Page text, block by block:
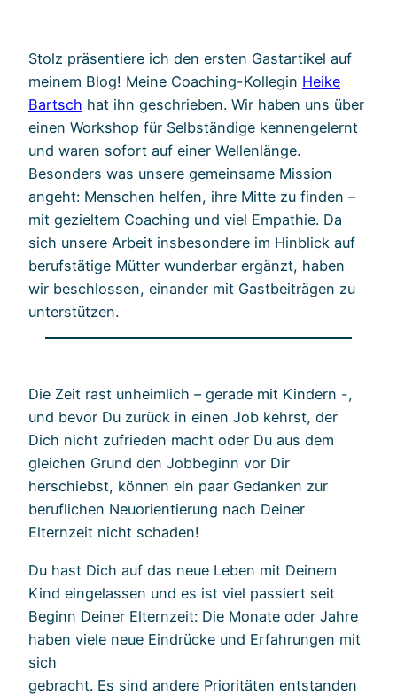
Stolz präsentiere ich den ersten Gastartikel auf
meinem Blog! Meine Coaching-Kollegin Heike
Bartsch hat ihn geschrieben. Wir haben uns über
einen Workshop für Selbständige kennengelernt
und waren sofort auf einer Wellenlänge.
Besonders was unsere gemeinsame Mission
angeht: Menschen helfen, ihre Mitte zu finden –
mit gezieltem Coaching und viel Empathie. Da
sich unsere Arbeit insbesondere im Hinblick auf
berufstätige Mütter wunderbar ergänzt, haben
wir beschlossen, einander mit Gastbeiträgen zu
unterstützen.
Die Zeit rast unheimlich – gerade mit Kindern -,
und bevor Du zurück in einen Job kehrst, der
Dich nicht zufrieden macht oder Du aus dem
gleichen Grund den Jobbeginn vor Dir
herschiebst, können ein paar Gedanken zur
beruflichen Neuorientierung nach Deiner
Elternzeit nicht schaden!
Du hast Dich auf das neue Leben mit Deinem
Kind eingelassen und es ist viel passiert seit
Beginn Deiner Elternzeit: Die Monate oder Jahre
haben viele neue Eindrücke und Erfahrungen mit
sich
gebracht. Es sind andere Prioritäten entstanden